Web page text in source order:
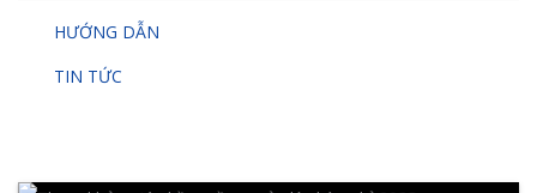
HƯỚNG DẪN
TIN TỨC